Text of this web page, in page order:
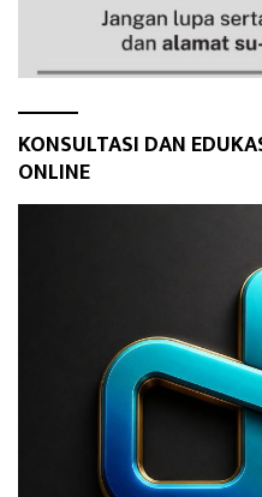
KONSULTASI DAN
ONLINE